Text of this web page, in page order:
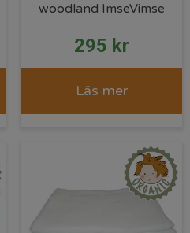
woodland ImseVimse
295 kr
Läs mer